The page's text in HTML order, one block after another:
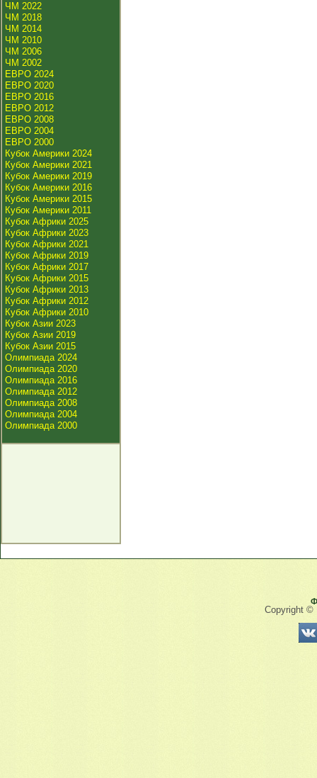
ЧМ 2022
ЧМ 2018
ЧМ 2014
ЧМ 2010
ЧМ 2006
ЧМ 2002
ЕВРО 2024
ЕВРО 2020
ЕВРО 2016
ЕВРО 2012
ЕВРО 2008
ЕВРО 2004
ЕВРО 2000
Кубок Америки 2024
Кубок Америки 2021
Кубок Америки 2019
Кубок Америки 2016
Кубок Америки 2015
Кубок Америки 2011
Кубок Африки 2025
Кубок Африки 2023
Кубок Африки 2021
Кубок Африки 2019
Кубок Африки 2017
Кубок Африки 2015
Кубок Африки 2013
Кубок Африки 2012
Кубок Африки 2010
Кубок Азии 2023
Кубок Азии 2019
Кубок Азии 2015
Олимпиада 2024
Олимпиада 2020
Олимпиада 2016
Олимпиада 2012
Олимпиада 2008
Олимпиада 2004
Олимпиада 2000
Copyright ©